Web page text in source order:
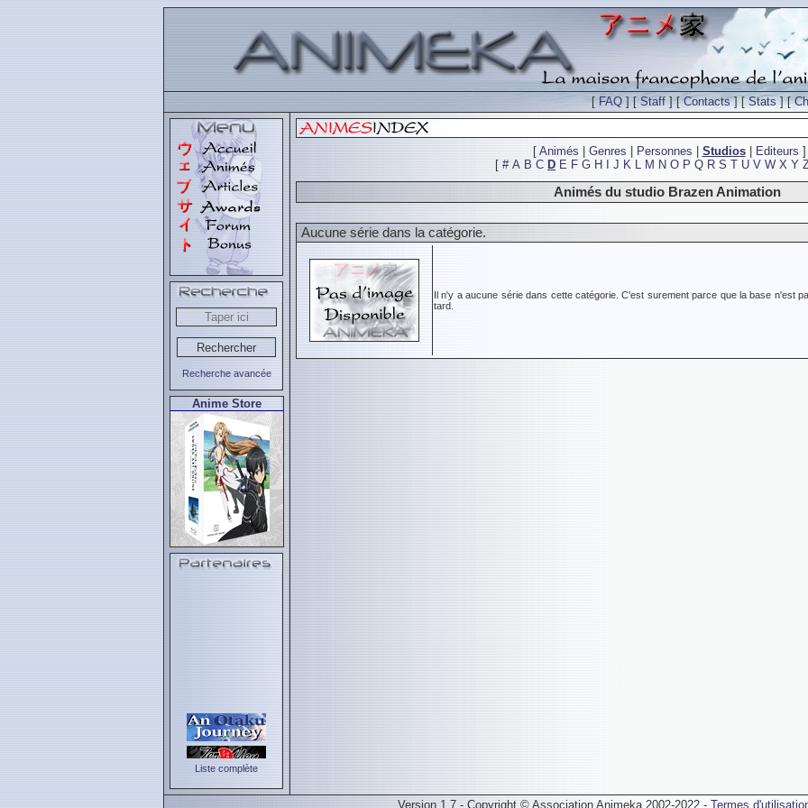
[FAQ ] [Staff ] [Contacts] [Stats] [
Recherche avancée
Anime Store
Liste complète
[ Animés Genres Personnes Studios| Editeurs ]
[ # A B C D E F G H J K L M N O P Q R S T U V W X Y
Animés du studio Brazen Animation
Aucune série dans la catégorie.
Il n'y a aucune série dans cette catégorie. C'est surement parce que la base n'est
tard.
Version 1.7 - Copyright © Association Animeka 2002-2022 - Termes